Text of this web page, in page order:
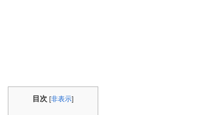
目次 [非表示]